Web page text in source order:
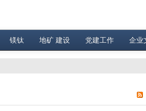
镁钛 地矿 建设 党建工作 企业